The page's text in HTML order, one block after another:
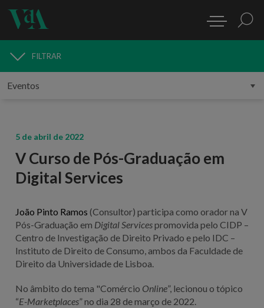
MEDIA
FILTRAR
5 de abril de 2022
V Curso de Pós-Graduação em
Digital Services
João Pinto Ramos (Consultor) participa como orador na V
Pós-Graduação em Digital Servicespromovida pelo CIDP –
Centro de Investigação de Direito Privado e pelo IDC –
Instituto de Direito de Consumo, ambos da Faculdade de
Direito da Universidade de Lisboa.
No âmbito do tema "Comércio Online”, lecionou o tópico
“E-Marketplaces” no dia 28 de março de 2022.